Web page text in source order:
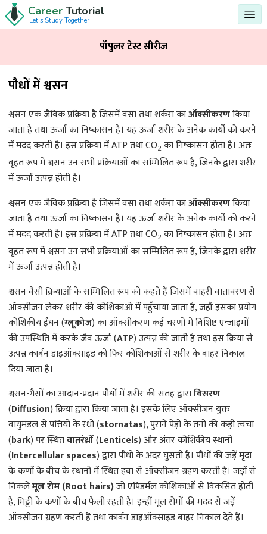
Career Tutorial
Let's Study Together
पौधों में श्वसन
श्वसन एक जैविक प्रक्रिया है जिसमें वसा तथा शर्करा काऑक्सीकरणकिया
जाता है तथा ऊर्जा का निष्कासन है। यह ऊर्जा शरीर के अनेक कार्यों को करने
में मदद करती है। इस प्रक्रिया में ATP तथा CO2का निष्कासन होता है। अतः
वृहत रूप में श्वसन उन सभी प्रक्रियाओं का सम्मिलित रूप है, जिनके द्वारा शरीर
में ऊर्जा उत्पन्न होती है।
श्वसन एक जैविक प्रक्रिया है जिसमें वसा तथा शर्करा काऑक्सीकरणकिया
जाता है तथा ऊर्जा का निष्कासन है। यह ऊर्जा शरीर के अनेक कार्यों को करने
में मदद करती है। इस प्रक्रिया में ATP तथा CO2का निष्कासन होता है। अतः
वृहत रूप में श्वसन उन सभी प्रक्रियाओं का सम्मिलित रूप है, जिनके द्वारा शरीर
में ऊर्जा उत्पन्न होती है।
श्वसन वैसी क्रियाओं के सम्मिलित रूप को कहते हैं जिसमें बाहरी वातावरण से
ऑक्सीजन लेकर शरीर की कोशिकाओं में पहुँचाया जाता है, जहाँ इसका प्रयोग
कोशिकीय ईंधन (ग्लूकोज) का ऑक्सीकरण कई चरणों में विशिष्ट एन्जाइमों
की उपस्थिति में करके जैव ऊर्जा (ATP) उत्पन्न की जाती है तथा इस क्रिया से
उत्पन्न कार्बन डाइऑक्साइड को फिर कोशिकाओं से शरीर के बाहर निकाल
दिया जाता है।
श्वसन-गैसों का आदान-प्रदान पौधों में शरीर की सतह द्वाराविसरण
(Diffusion) क्रिया द्वारा किया जाता है। इसके लिए ऑक्सीजन युक्त
वायुमंडल से पत्तियों के रंध्रों (stornatas), पुराने पेड़ों के तनों की कड़ी त्वचा
(bark) पर स्थितवातरंध्रों(Lenticels) और अंतर कोशिकीय स्थानों
(Intercellular spaces) द्वारा पौधों के अंदर घुसती है। पौधों की जड़ें मृदा
के कणों के बीच के स्थानों में स्थित हवा से ऑक्सीजन ग्रहण करती है। जड़ों से
निकलेमूल रोम(Root hairs)जो एपिडर्मल कोशिकाओं से विकसित होती
है, मिट्टी के कणों के बीच फैली रहती है। इन्हीं मूल रोमों की मदद से जड़ें
ऑक्सीजन ग्रहण करती हैं तथा कार्बन डाइऑक्साइड बाहर निकाल देते हैं।
पॉपुलर टेस्ट सीरीज